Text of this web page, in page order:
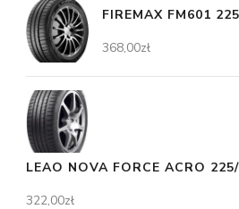
FIREMAX FM601
368,00zł
LEAO NOVA FORCE ACRO
322,00zł